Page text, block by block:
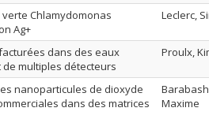
verte Chlamydomonas
Ag+
Leclerc,
dans des eaux
multiples détecteurs
Proulx,
nanoparticules de dioxyde
dans des matrices
Maxime